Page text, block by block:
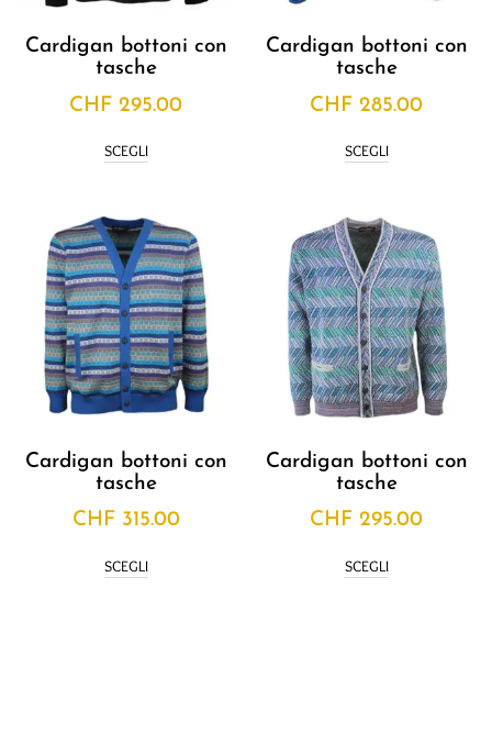
Cardigan bottoni con
tasche
CHF 295.00
SCEGLI
Cardigan bottoni con
tasche
CHF 285.00
SCEGLI
Cardigan bottoni con
tasche
CHF 315.00
SCEGLI
Cardigan bottoni con
tasche
CHF 295.00
SCEGLI